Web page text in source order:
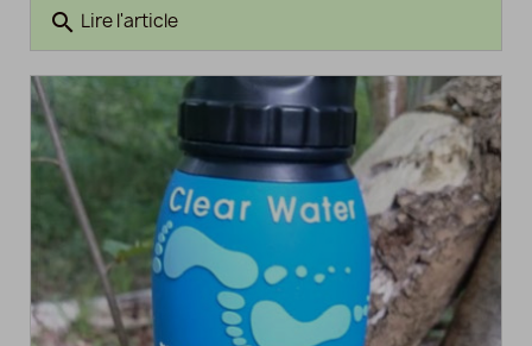
search Lire l'article